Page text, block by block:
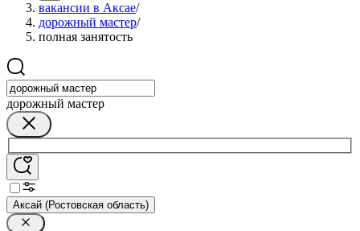
вакансии в Аксае/
дорожный мастер/
полная занятость
дорожный мастер
Аксай (Ростовская область)